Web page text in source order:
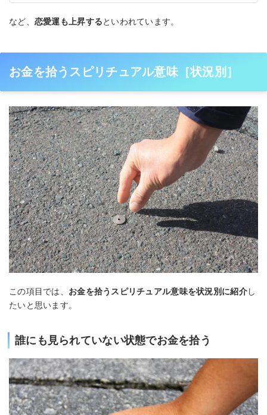
など、 恋愛運も上昇するといわれています。
お金を拾うスピリチュアル意味［状況別］
この項目では、 お金を拾うスピリチュアル意味を状況別に紹介し
たいと思います。
誰にも見られていない状態でお金を拾う